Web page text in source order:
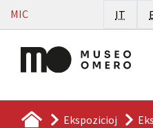
Vai al contenuto
MIC IT
Ekspozicioj